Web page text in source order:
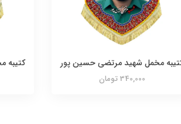
مخمل شهید مرتضی حسین پور
340,000 تومان
کتیبه